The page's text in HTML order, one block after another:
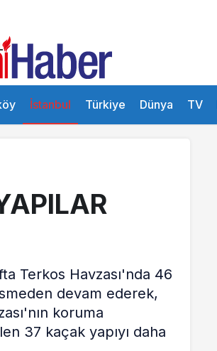
İstanbul Türkiye Dünya TV
Terkos Havzası'nda 46
devam ederek,
koruma
37 kaçak yapıyı daha